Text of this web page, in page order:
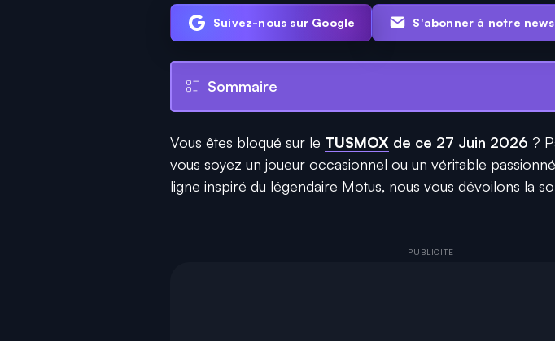
Suivez-nous sur Google S'abonner à notre
Sommaire
Vous êtes bloqué sur le TUSMOX de ce 27 Juin 2026 ?
vous soyez un joueur occasionnel ou un véritable
ligne inspiré du légendaire Motus, nous vous dévoilons la